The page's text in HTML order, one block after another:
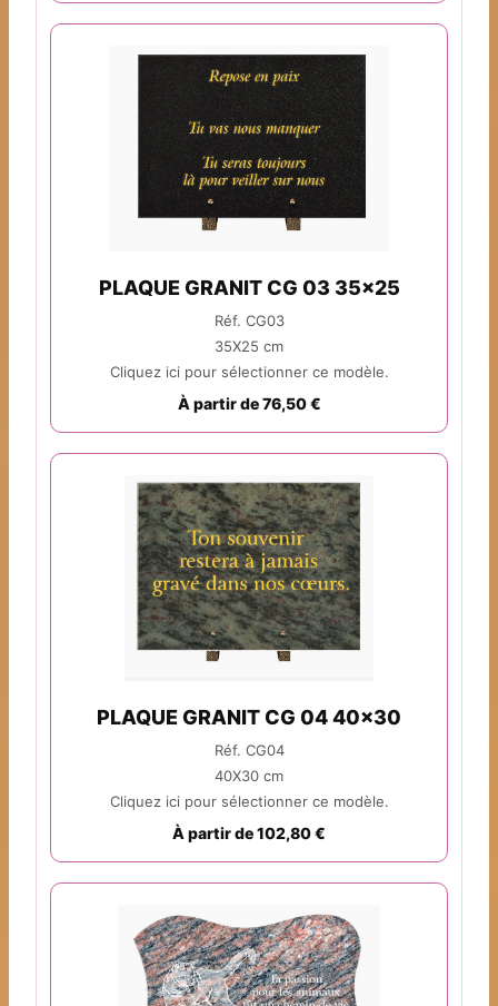
PLAQUE GRANIT CG 03 35x25
Réf. CG03
35X25 cm
Cliquez ici pour sélectionner ce modèle.
À partir de 76,50 €
PLAQUE GRANIT CG 04 40x30
Réf. CG04
40X30 cm
Cliquez ici pour sélectionner ce modèle.
À partir de 102,80 €